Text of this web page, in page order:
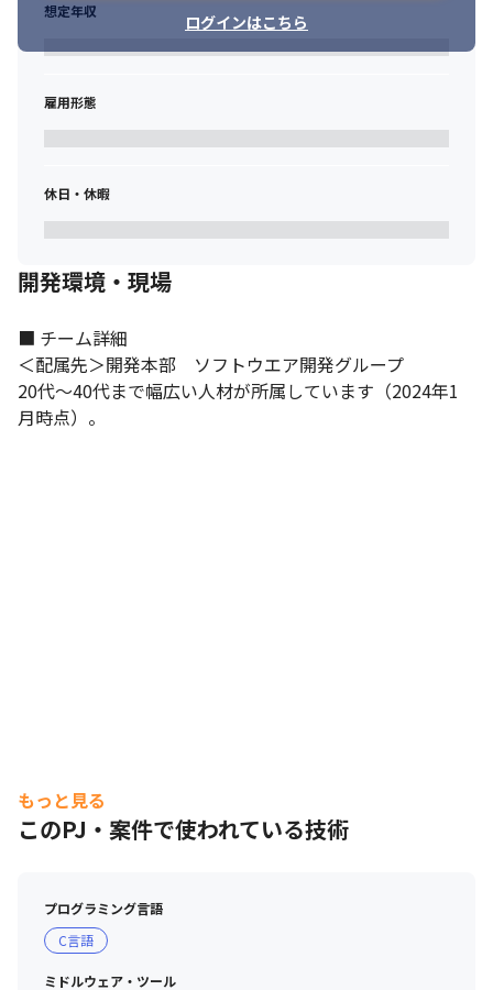
ログインはこちら
想定年収
雇用形態
休日・休暇
開発環境・現場
■ チーム詳細
＜配属先＞開発本部　ソフトウエア開発グループ
20代～40代まで幅広い人材が所属しています（2024年1
月時点）。
もっと見る
このPJ・案件で使われている技術
プログラミング言語
C言語
ミドルウェア・ツール